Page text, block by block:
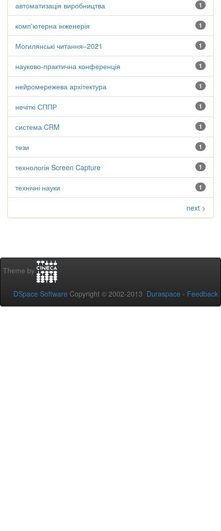
1
автоматизація виробництва
1
комп'ютерна інженерія
1
Могилянські читання–2021
1
науково-практична конференція
1
нейромережева архітектура
1
нечіткі СППР
1
система CRM
1
тези
1
технологія Screen Capture
1
технічні науки
next >
Theme by
DSpace Software Copyright © 2002-2013 Duraspace - Feedback